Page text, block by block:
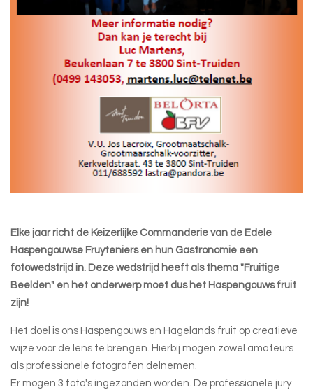
Elke jaar richt de Keizerlijke Commanderie van de Edele
Haspengouwse Fruyteniers en hun Gastronomie een
fotowedstrijd in. Deze wedstrijd heeft als thema "Fruitige
Beelden" en het onderwerp moet dus het Haspengouws fruit
zijn!
Het doel is ons Haspengouws en Hagelands fruit op creatieve
wijze voor de lens te brengen. Hierbij mogen zowel amateurs
als professionele fotografen delnemen.
Er mogen 3 foto's ingezonden worden. De professionele jury